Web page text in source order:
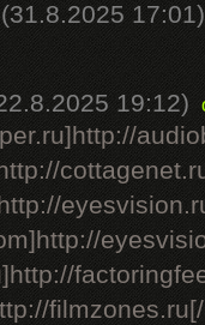
(31.8.2025 17:01)
19:12)